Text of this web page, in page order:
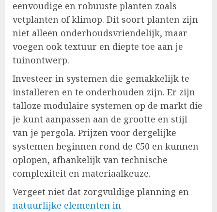
eenvoudige en robuuste planten zoals
vetplanten of klimop. Dit soort planten zijn
niet alleen onderhoudsvriendelijk, maar
voegen ook textuur en diepte toe aan je
tuinontwerp.
Investeer in systemen die gemakkelijk te
installeren en te onderhouden zijn. Er zijn
talloze modulaire systemen op de markt die
je kunt aanpassen aan de grootte en stijl
van je pergola. Prijzen voor dergelijke
systemen beginnen rond de €50 en kunnen
oplopen, afhankelijk van technische
complexiteit en materiaalkeuze.
Vergeet niet dat zorgvuldige planning en
natuurlijke elementen in